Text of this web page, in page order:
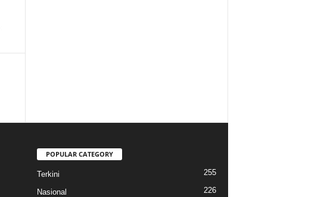
POPULAR CATEGORY
Terkini 255
Nasional 226